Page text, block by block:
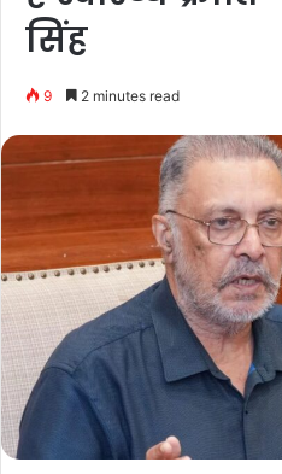
सिंह
9 2 minutes read